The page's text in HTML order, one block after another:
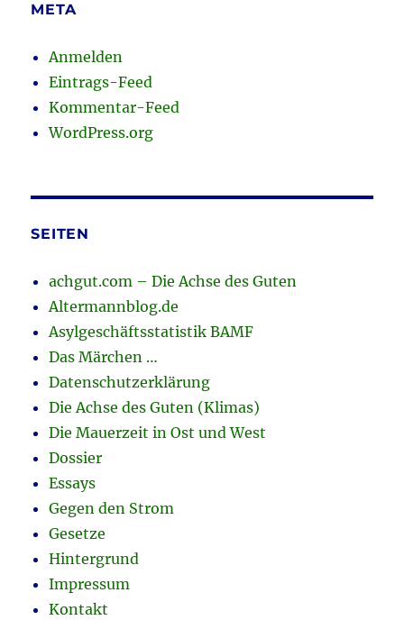
META
Anmelden
Eintrags-Feed
Kommentar-Feed
WordPress.org
SEITEN
achgut.com – Die Achse des Guten
Altermannblog.de
Asylgeschäftsstatistik BAMF
Das Märchen …
Datenschutzerklärung
Die Achse des Guten (Klimas)
Die Mauerzeit in Ost und West
Dossier
Essays
Gegen den Strom
Gesetze
Hintergrund
Impressum
Kontakt